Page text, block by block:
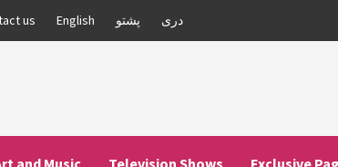
us English پشتو دری
and Music Television Shows Exclusive